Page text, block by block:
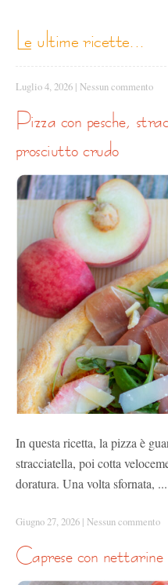
le ultime ricette...
Luglio 4, 2026 | Nessun commento
pizza con pesche, stracciatella, rucola e
prosciutto crudo
In questa ricetta, la pizza è
stracciatella, poi cotta
doratura. Una volta sfornata, ...
Giugno 27, 2026 | Nessun commento
caprese con